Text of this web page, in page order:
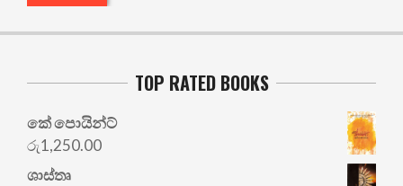
TOP RATED BOOKS
කේ පොයින්ට්
රු1,250.00
ශාස්තෘ